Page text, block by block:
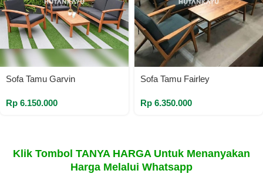
Sofa Tamu Garvin
Rp 6.150.000
Sofa Tamu Fairley
Rp 6.350.000
Klik Tombol TANYA HARGA Untuk Menanyakan
Harga Melalui Whatsapp